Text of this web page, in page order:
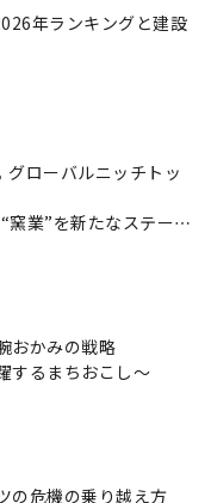
年ランキングと建設
グローバルニッチトッ
窯業”を新たなステージ
おかみの戦略
するまちおこし〜
の危機の乗り越え方